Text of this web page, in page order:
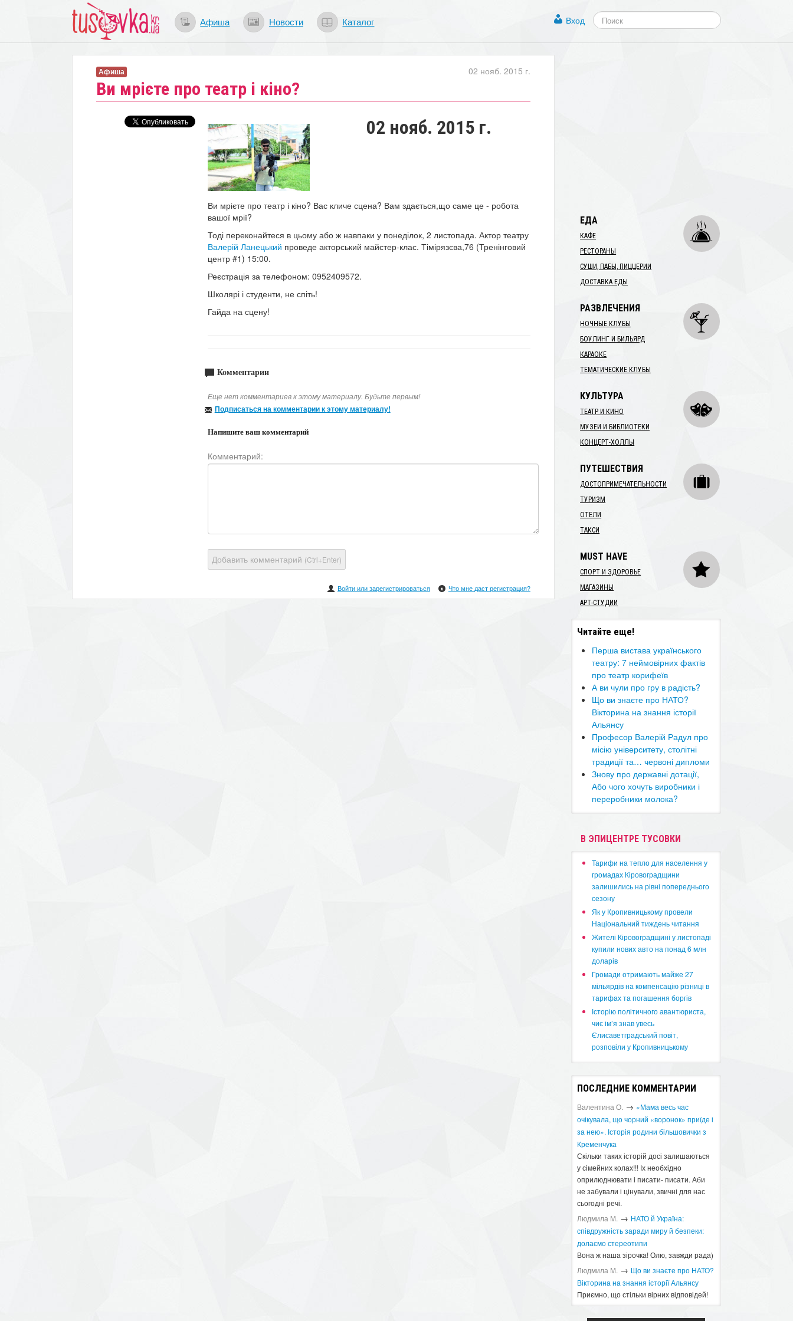
Афиша Новости Каталог Вход
Ви мрієте про театр і кіно?
02 нояб. 2015 г.
Афиша
02 нояб. 2015 г.
Ви мрієте про театр і кіно? Вас кличе сцена? Вам здається,що саме це - робота
вашої мрії?
Тоді переконайтеся в цьому або ж навпаки у понеділок, 2 листопада. Актор театру
Валерій Ланецький проведе акторський майстер-клас. Тімірязєва,76 (Тренінговий
центр #1) 15:00.
Реєстрація за телефоном: 0952409572.
Школярі і студенти, не спіть!
Гайда на сцену!
Комментарии
Еще нет комментариев к этому материалу. Будьте первым!
Подписаться на комментарии к этому материалу!
Напишите ваш комментарий
Комментарий:
Добавить комментарий (Ctrl+Enter)
Войти или зарегистрироваться Что мне даст регистрация?
ЕДА
КАФЕ
РЕСТОРАНЫ
СУШИ, ПАБЫ, ПИЦЦЕРИИ
ДОСТАВКА ЕДЫ
РАЗВЛЕЧЕНИЯ
НОЧНЫЕ КЛУБЫ
БОУЛИНГ И БИЛЬЯРД
КАРАОКЕ
ТЕМАТИЧЕСКИЕ КЛУБЫ
КУЛЬТУРА
ТЕАТР И КИНО
МУЗЕИ И БИБЛИОТЕКИ
КОНЦЕРТ-ХОЛЛЫ
ПУТЕШЕСТВИЯ
ДОСТОПРИМЕЧАТЕЛЬНОСТИ
ТУРИЗМ
ОТЕЛИ
ТАКСИ
MUST HAVE
СПОРТ И ЗДОРОВЬЕ
МАГАЗИНЫ
АРТ-СТУДИИ
Читайте еще!
Перша вистава українського
театру: 7 неймовірних фактів
про театр корифеїв
А ви чули про гру в радість?
Що ви знаєте про НАТО?
Вікторина на знання історії
Альянсу ​
​Професор Валерій Радул про
місію університету, столітні
традиції та… червоні дипломи
Знову про державні дотації,
Або чого хочуть виробники і
переробники молока?
В ЭПИЦЕНТРЕ ТУСОВКИ
​Тарифи на тепло для населення у
громадах Кіровоградщини
залишились на рівні попереднього
сезону
​Як у Кропивницькому провели
Національний тиждень читання
​Жителі Кіровоградщині у листопаді
купили нових авто на понад 6 млн
доларів
​Громади отримають майже 27
мільярдів на компенсацію різниці в
тарифах та погашення боргів
Історію політичного авантюриста,
чиє ім’я знав увесь
Єлисаветградський повіт,
розповіли у Кропивницькому
ПОСЛЕДНИЕ КОММЕНТАРИИ
Валентина О. → «Мама весь час
очікувала, що чорний «воронок» приїде і
за нею». Історія родини більшовички з
Кременчука
Скільки таких історій досі залишаються
у сімейних колах!!! Іх необхідно
оприлюднювати і писати- писати. Аби
не забували і цінували, звичні для нас
сьогодні речі.
Людмила М. → ​НАТО й Україна:
співдружність заради миру й безпеки:
долаємо стереотипи
Вона ж наша зірочка! Олю, завжди рада)
Людмила М. → Що ви знаєте про НАТО?
Вікторина на знання історії Альянсу ​
Приємно, що стільки вірних відповідей!